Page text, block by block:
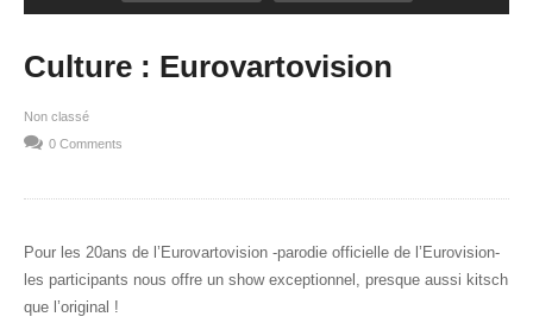
Culture : Eurovartovision
Non classé
0 Comments
Pour les 20ans de l’Eurovartovision -parodie officielle de l’Eurovision-
les participants nous offre un show exceptionnel, presque aussi kitsch
que l’original !